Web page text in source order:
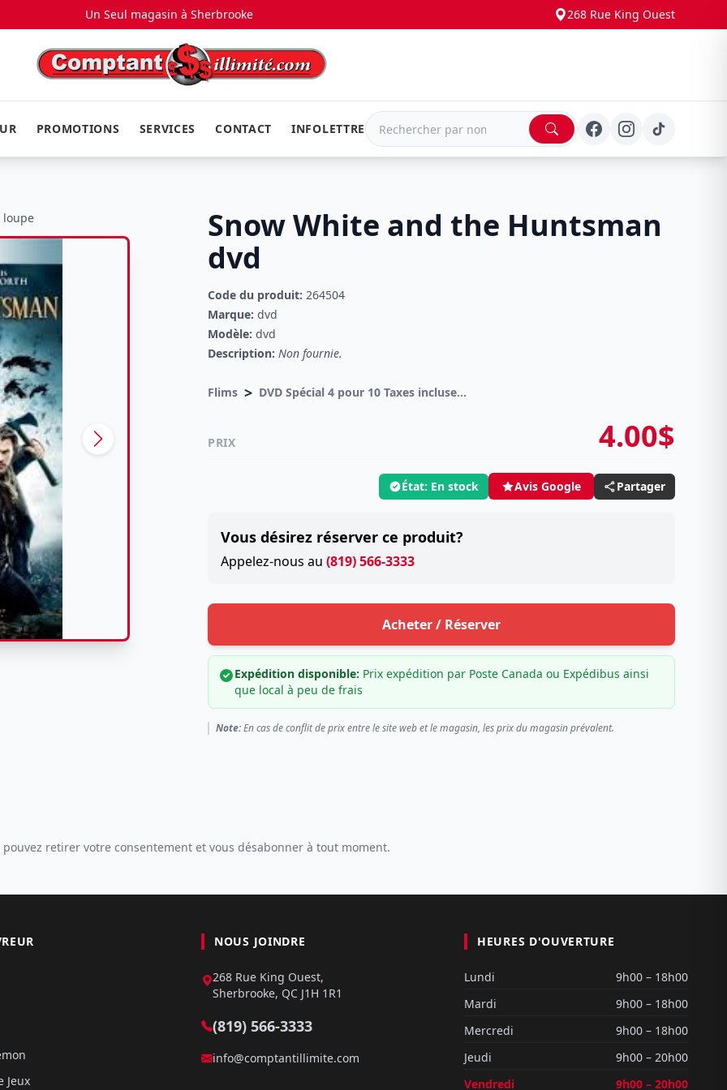
Un Seul magasin à Sherbrooke 268 Rue King Ouest
PROMOTIONS SERVICES CONTACT INFOLETTRE
loupe
Snow White and the Huntsman
dvd
Code du produit: 264504
Marque: dvd
Modèle: dvd
Description: Non fournie.
Flims > DVD Spécial 4 pour 10 Taxes incluses sur -4.00$
PRIX 4.00$
État: En stock Avis Google Partager
Vous désirez réserver ce produit?
Appelez-nous au (819) 566-3333
Acheter / Réserver
Expédition disponible: Prix expédition par Poste Canada ou Expédibus ainsi
que local à peu de frais
Note:En cas de conflit de prix entre le site web et le magasin, les prix du magasin prévalent.
pouvez retirer votre consentement et vous désabonner à tout moment.
Jeux
NOUS JOINDRE
268 Rue King Ouest,
Sherbrooke, QC J1H 1R1
(819) 566-3333
info@comptantillimite.com
HEURES D'OUVERTURE
Lundi
9h00 – 18h00
Mardi
9h00 – 18h00
Mercredi
9h00 – 18h00
Jeudi
9h00 – 20h00
Vendredi
9h00 – 20h00